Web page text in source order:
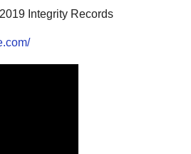
Integrity Records